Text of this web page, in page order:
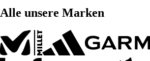
Alle unsere Marken